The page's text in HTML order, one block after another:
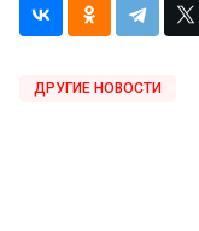
ДРУГИЕ НОВОСТИ